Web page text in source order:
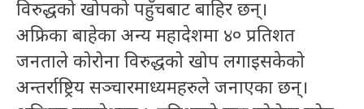
विरुद्धको खोपको पहुँचबाट बाहिर छन्।
अफ्रिका बाहेका अन्य महादेशमा ४० प्रतिशत
जनताले कोरोना विरुद्धको खोप लगाइसकेको
अन्तर्राष्ट्रिय सञ्चारमाध्यमहरुले जनाएका छन्।